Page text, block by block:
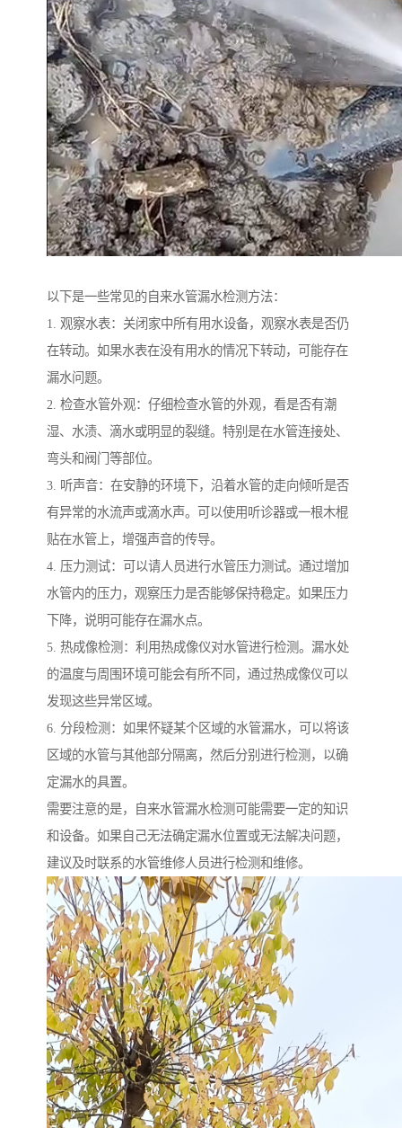
以下是一些常见的自来水管漏水检测方法：
1. 观察水表：关闭家中所有用水设备，观察水表是否仍
在转动。如果水表在没有用水的情况下转动，可能存在
漏水问题。
2. 检查水管外观：仔细检查水管的外观，看是否有潮
湿、水渍、滴水或明显的裂缝。特别是在水管连接处、
弯头和阀门等部位。
3. 听声音：在安静的环境下，沿着水管的走向倾听是否
有异常的水流声或滴水声。可以使用听诊器或一根木棍
贴在水管上，增强声音的传导。
4. 压力测试：可以请人员进行水管压力测试。通过增加
水管内的压力，观察压力是否能够保持稳定。如果压力
下降，说明可能存在漏水点。
5. 热成像检测：利用热成像仪对水管进行检测。漏水处
的温度与周围环境可能会有所不同，通过热成像仪可以
发现这些异常区域。
6. 分段检测：如果怀疑某个区域的水管漏水，可以将该
区域的水管与其他部分隔离，然后分别进行检测，以确
定漏水的具置。
需要注意的是，自来水管漏水检测可能需要一定的知识
和设备。如果自己无法确定漏水位置或无法解决问题，
建议及时联系的水管维修人员进行检测和维修。